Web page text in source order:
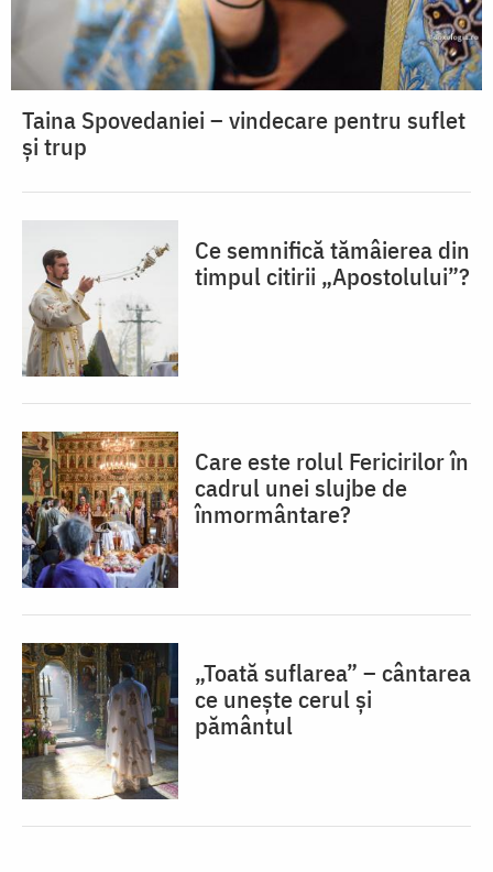
Taina Spovedaniei – vindecare pentru suflet
și trup
Ce semnifică tămâierea din
timpul citirii „Apostolului”?
Care este rolul Fericirilor în
cadrul unei slujbe de
înmormântare?
„Toată suflarea” – cântarea
ce unește cerul și
pământul